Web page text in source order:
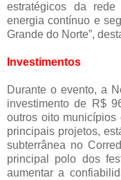
estratégicos da
energia contínuo e
Grande do Norte”,
Investimentos
Durante o evento, a
investimento de R$
outros oito
principais projetos,
subterrânea no
principal polo dos
aumentar a